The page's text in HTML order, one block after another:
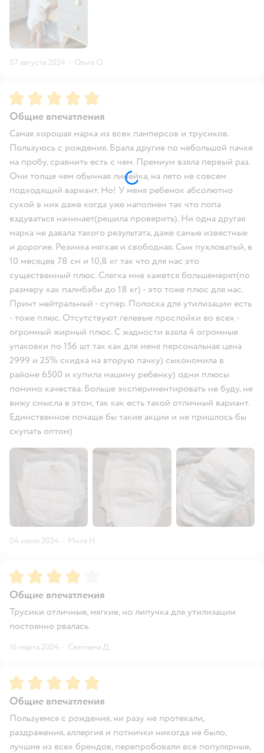
07 августа 2024 · Ольга О.
Рейтинг:5
Общие впечатления
Самая хорошая марка из всех памперсов и трусиков.
Пользуюсь с рождения. Брала другие по небольшой пачке
на пробу, сравнить есть с чем. Премиум взяла первый раз.
Они толще чем обычная линейка, на лето не совсем
подходящий вариант. Но! У меня ребенок абсолютно
сухой в них даже когда уже наполнен так что попа
вздуваться начинает(решила проверить). Ни одна другая
марка не давала такого результата, даже самые известные
и дорогие. Резинка мягкая и свободная. Сын пухловатый, в
10 месяцев 78 см и 10,8 кг так что для нас это
существенный плюс. Слегка мне кажется большемерят(по
размеру как палмбэби до 18 кг) - это тоже плюс для нас.
Принт нейтральный - супер. Полоска для утилизации есть
- тоже плюс. Отсутствуют гелевые прослойки во всех -
огромный жирный плюс. С жадности взяла 4 огромные
упаковки по 156 шт так как для меня персональная цена
2999 и 25% скидка на вторую пачку) сыкономила в
районе 6500 и купила машину ребенку) одни плюсы
помимо качества. Больше экспериментировать не буду, не
вижу смысла в этом, так как есть такой отличный вариант.
Единственное почаще бы такие акции и не пришлось бы
скупать оптом)
04 июля 2024 · Мила Н.
Рейтинг:4
Общие впечатления
Трусики отличные, мягкие, но липучка для утилизации
постоянно рвалась.
16 марта 2024 · Светлана Д.
Рейтинг:5
Общие впечатления
Пользуемся с рождения, ни разу не протекали,
раздражения, аллергия и потнички никогда не было,
лучшие из всех брендов, перепробовали все популярные,